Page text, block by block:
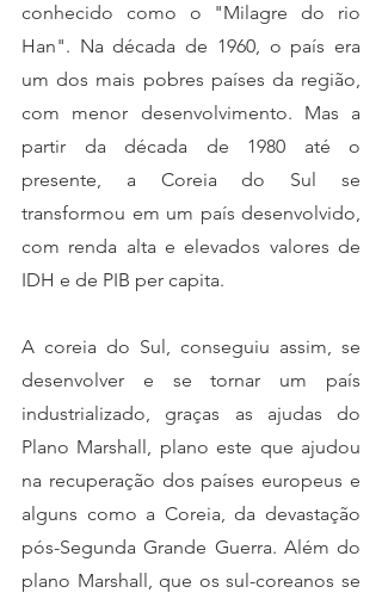
conhecido como o "Milagre do rio
Han". Na década de 1960, o país era
um dos mais pobres países da região,
com menor desenvolvimento. Mas a
partir da década de 1980 até o
presente, a Coreia do Sul se
transformou em um país desenvolvido,
com renda alta e elevados valores de
IDH e de PIB per capita.
A coreia do Sul, conseguiu assim, se
desenvolver e se tornar um país
industrializado, graças as ajudas do
Plano Marshall, plano este que ajudou
na recuperação dos países europeus e
alguns como a Coreia, da devastação
pós-Segunda Grande Guerra. Além do
plano Marshall, que os sul-coreanos se